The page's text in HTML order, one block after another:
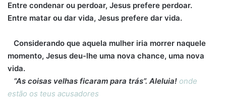
Entre condenar ou perdoar, Jesus prefere perdoar.
Entre matar ou dar vida, Jesus prefere dar vida.
Considerando que aquela mulher iria morrer naquele
momento, Jesus deu-lhe uma nova chance, uma nova
vida.
“As coisas velhas ficaram para trás”. Aleluia! onde
estão os teus acusadores